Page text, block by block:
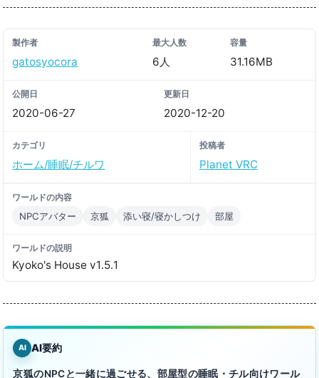
製作者
gatosyocora
最大人数
6人
容量
31.16MB
公開日
2020-06-27
更新日
2020-12-20
カテゴリ
ホーム/睡眠/チルワ
投稿者
Planet VRC
ワールドの内容
NPCアバター 京狐 添い寝/寝かしつけ 部屋
ワールドの説明
Kyoko's House v1․5․1
AI AI要約
京狐のNPCと一緒に過ごせる、部屋型の睡眠・チル向けワール